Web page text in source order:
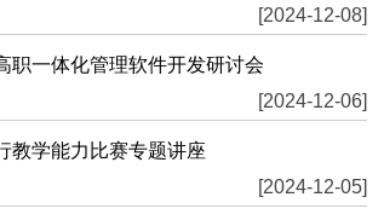
[2024-12-08]
职一体化管理软件开发研讨会
[2024-12-06]
教学能力比赛专题讲座
[2024-12-05]